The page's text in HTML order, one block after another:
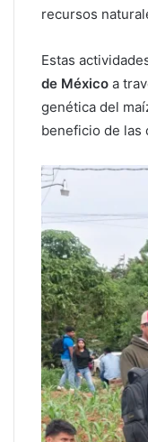
recursos
Estas
de México a
genética del
beneficio de las